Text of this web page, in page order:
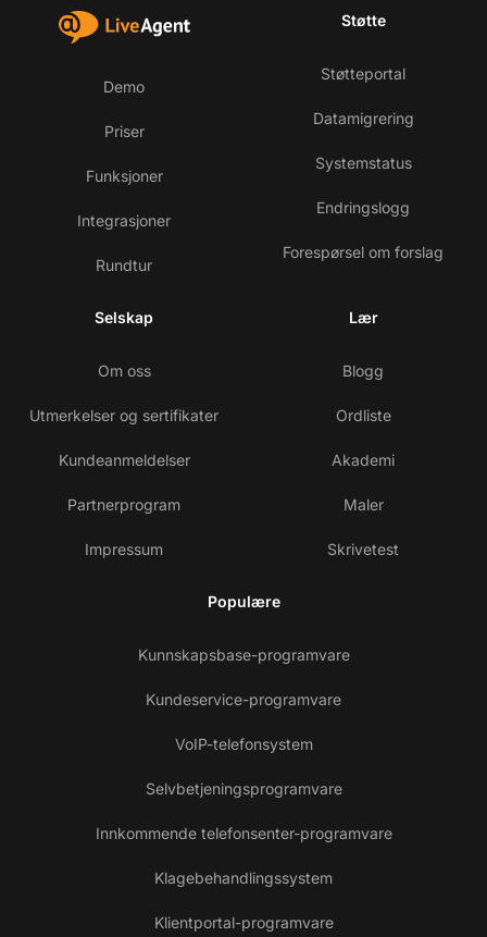
Demo
Priser
Funksjoner
Integrasjoner
Rundtur
Støtte
Støtteportal
Datamigrering
Systemstatus
Endringslogg
Forespørsel om forslag
Selskap
Om oss
Utmerkelser og sertifikater
Kundeanmeldelser
Partnerprogram
Impressum
Lær
Blogg
Ordliste
Akademi
Maler
Skrivetest
Populære
Kunnskapsbase-programvare
Kundeservice-programvare
VoIP-telefonsystem
Selvbetjeningsprogramvare
Innkommende telefonsenter-programvare
Klagebehandlingssystem
Klientportal-programvare